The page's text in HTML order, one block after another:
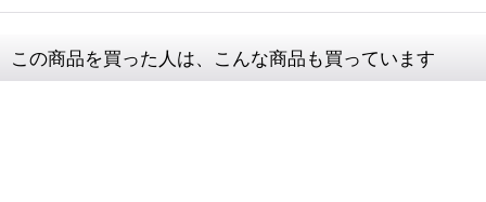
この商品を買った人は、こんな商品も買っています